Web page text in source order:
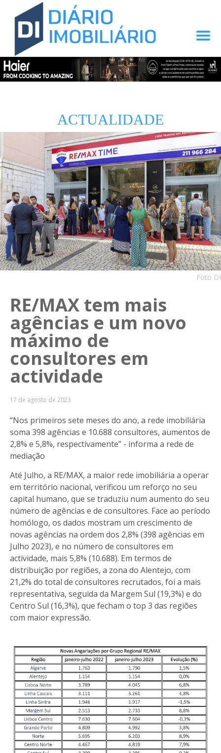
ACTUALIDADE
Foto DI
RE/MAX tem mais
agências e um novo
máximo de
consultores em
actividade
17 de agosto de 2023
“Nos primeiros sete meses do ano, a rede imobiliária
soma 398 agências e 10.688 consultores, aumentos de
2,8% e 5,8%, respectivamente” - informa a rede de
mediação
Até Julho, a RE/MAX, a maior rede imobiliária a operar
em território nacional, verificou um reforço no seu
capital humano, que se traduziu num aumento do seu
número de agências e de consultores. Face ao período
homólogo, os dados mostram um crescimento de
novas agências na ordem dos 2,8% (398 agências em
Julho 2023), e no número de consultores em
actividade, mais 5,8% (10.688). Em termos de
distribuição por regiões, a zona do Alentejo, com
21,2% do total de consultores recrutados, foi a mais
representativa, seguida da Margem Sul (19,3%) e do
Centro Sul (16,3%), que fecham o top 3 das regiões
com maior expressão.